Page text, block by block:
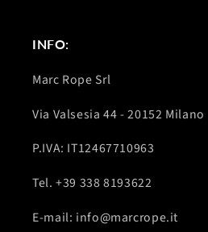
INFO:
Marc Rope Srl
Via Valsesia 44 - 20152 Milano
P.IVA: IT12467710963
Tel. +39 338 8193622
E-mail: info@marcrope.it